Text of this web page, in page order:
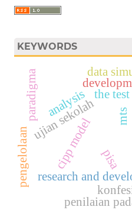
KEYWORDS
cipp model
research and
mts
ujian sekolah
the
paradigma
penilaian
data
pisa
analysis
pengelolaan